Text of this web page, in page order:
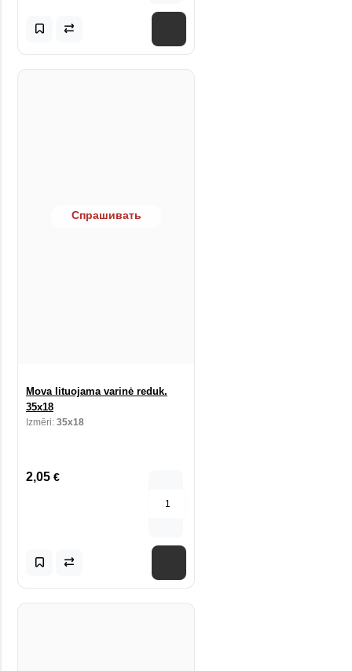
Спрашивать
Mova lituojama varinė reduk.
35x18
Izmēri: 35x18
2,05 €